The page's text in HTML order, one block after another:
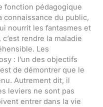
fonction pédagogique
connaissance du public,
nourrit les fantasmes et
rendre la maladie
Les
: l’un des objectifs
de démontrer que le
Autrement dit, il
leviers ne sont pas
entrer dans la vie